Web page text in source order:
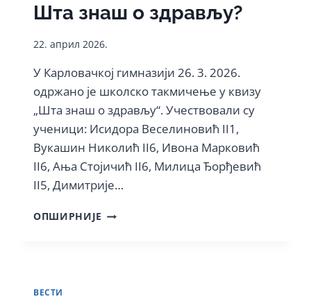
Шта знаш о здрављу?
22. април 2026.
У Карловачкој гимназији 26. 3. 2026.
одржано је школско такмичење у квизу
„Шта знаш о здрављу“. Учествовали су
ученици: Исидора Веселиновић II1,
Вукашин Николић II6, Ивона Марковић
II6, Ања Стојичић II6, Милица Ђорђевић
II5, Димитрије…
ОПШИРНИЈЕ ШТА
ВЕСТИ